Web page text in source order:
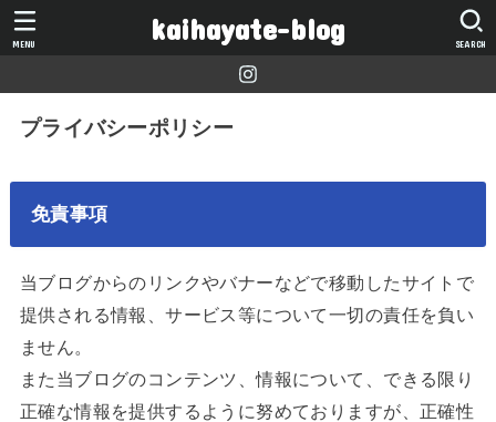
kaihayate-blog SEARCH
MENU
プライバシーポリシー
免責事項
当ブログからのリンクやバナーなどで移動したサイトで
提供される情報、サービス等について一切の責任を負い
ません。
また当ブログのコンテンツ、情報について、できる限り
正確な情報を提供するように努めておりますが、正確性